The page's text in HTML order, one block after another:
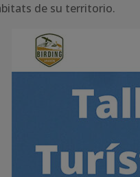
de su territorio.